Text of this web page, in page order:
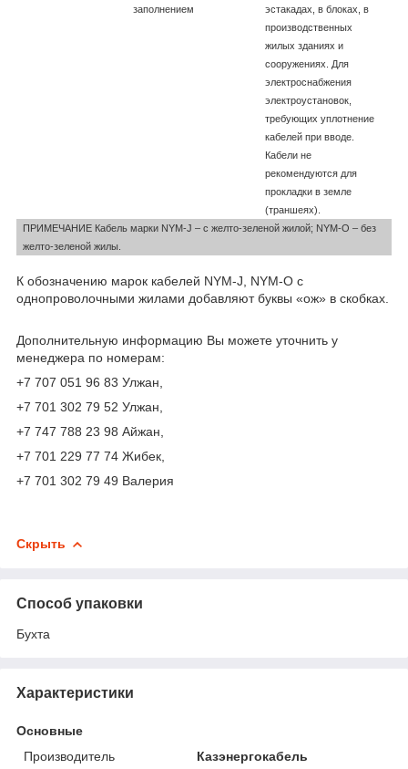
заполнением
эстакадах, в блоках, в
производственных
жилых зданиях и
сооружениях. Для
электроснабжения
электроустановок,
требующих уплотнение
кабелей при вводе.
Кабели не
рекомендуются для
прокладки в земле
(траншеях).
ПРИМЕЧАНИЕ Кабель марки NYM-J – с желто-зеленой жилой; NYM-O – без
желто-зеленой жилы.
К обозначению марок кабелей NYM-J, NYM-О с
однопроволочными жилами добавляют буквы «ож» в скобках.
Дополнительную информацию Вы можете уточнить у
менеджера по номерам:
+7 707 051 96 83 Улжан,
+7 701 302 79 52 Улжан,
+7 747 788 23 98 Айжан,
+7 701 229 77 74 Жибек,
+7 701 302 79 49 Валерия
Скрыть
Способ упаковки
Бухта
Характеристики
Основные
Производитель
Казэнергокабель